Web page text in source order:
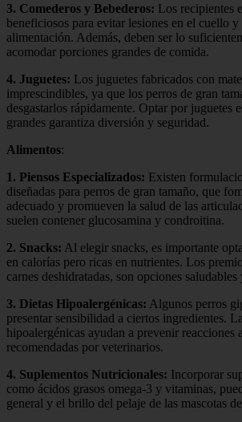
3. Comederos y Bebederos: Los recipientes
beneficiosos para evitar lesiones en el cuello
alimentación. Además, deben ser lo
acomodar porciones grandes de comida.
4. Juguetes: Los juguetes fabricados con
imprescindibles, ya que los perros de gran
desgastarlos rápidamente. Optar por juguetes
grandes garantiza diversión y seguridad.
Alimentos:
1. Piensos Especializados: Existen
diseñadas para perros de gran tamaño, que
adecuado y promueven la salud de las
suelen contener glucosamina y condroitina.
2. Snacks: Al elegir snacks, es importante
en calorías pero ricas en nutrientes. Los
carnes deshidratadas, son opciones saludables
3. Dietas Hipoalergénicas: Algunos perros
presentar sensibilidad a ciertos ingredientes.
hipoalergénicas ayudan a prevenir reacciones
recomendadas por veterinarios.
4. Suplementos Nutricionales: Incorporar
como ácidos grasos omega-3 y vitaminas,
general y el brillo del pelaje de las mascotas